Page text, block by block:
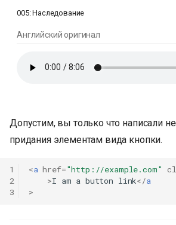
с
а
005: Наследование
Английский оригинал
Допустим, вы только что написали
придания элементам вида кнопки.
1
2
3
<a href="http://example.com"
>I am a button link</a
>